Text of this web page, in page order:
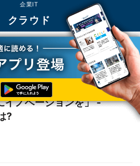
CLOSE
企業IT
クラウド
ド
ョンを」 - Rubrikの強みとは?
イノベーションを」 -
?